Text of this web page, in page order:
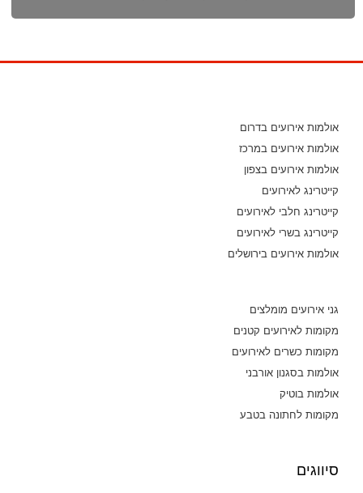
אולמות אירועים בדרום
אולמות אירועים במרכז
אולמות אירועים בצפון
קייטרינג לאירועים
קייטרינג חלבי לאירועים
קייטרינג בשרי לאירועים
אולמות אירועים בירושלים
גני אירועים מומלצים
מקומות לאירועים קטנים
מקומות כשרים לאירועים
אולמות בסגנון אורבני
אולמות בוטיק
מקומות לחתונה בטבע
סיווגים